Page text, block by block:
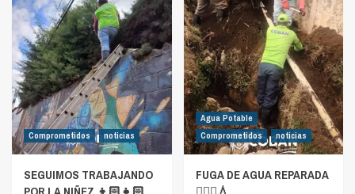
Comprometidos noticias
SEGUIMOS TRABAJANDO
Agua Potable
Comprometidos
noticias
FUGA DE AGUA REPARADA